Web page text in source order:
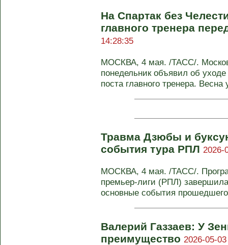
На Спартак без
главного тренера
14:28:35
МОСКВА, 4 мая. /ТАСС/.
понедельник объявил об
поста главного тренера. Весна
Травма Дзюбы и
события тура РПЛ 2026-
МОСКВА, 4 мая. /ТАСС/.
премьер-лиги (РПЛ)
основные события
Валерий Газзаев: У
преимущество 2026-05-